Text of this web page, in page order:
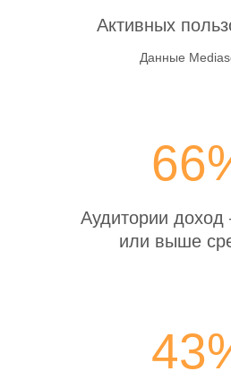
Активных
Аудитории
или выше
Данные